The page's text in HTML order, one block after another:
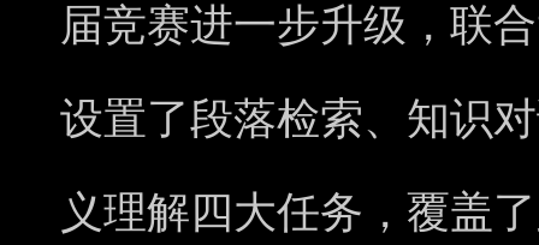
届竞赛进一步升级，联
设置了段落检索、知识
义理解四大任务，覆盖